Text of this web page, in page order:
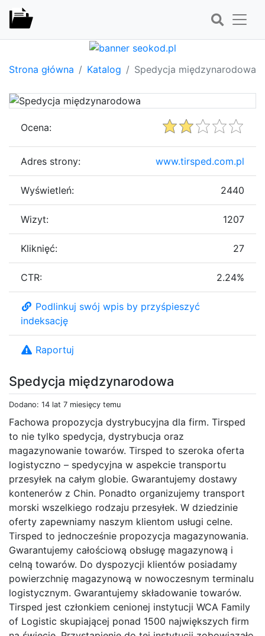
Strona główna Katalog Spedycja międzynarodowa
Spedycja międzynarodowa
Dodano: 14 lat 7 miesięcy temu
Fachowa propozycja dystrybucyjna dla firm. Tirsped
to nie tylko spedycja, dystrybucja oraz
magazynowanie towarów. Tirsped to szeroka oferta
logistyczno – spedycyjna w aspekcie transportu
przesyłek na całym globie. Gwarantujemy dostawy
kontenerów z Chin. Ponadto organizujemy transport
morski wszelkiego rodzaju przesyłek. W dziedzinie
oferty zapewniamy naszym klientom usługi celne.
Tirsped to jednocześnie propozycja magazynowania.
Gwarantujemy całościową obsługę magazynową i
celną towarów. Do dyspozycji klientów posiadamy
powierzchnię magazynową w nowoczesnym terminalu
logistycznym. Gwarantujemy składowanie towarów.
Tirsped jest członkiem cenionej instytucji WCA Family
of Logistic skupiającej ponad 1500 największych firm
Ocena:
Adres strony: www.tirsped.com.pl
Wyświetleń: 2440
Wizyt: 1207
Kliknięć: 27
CTR: 2.24%
Podlinkuj swój wpis by przyśpieszyć
indeksację
Raportuj